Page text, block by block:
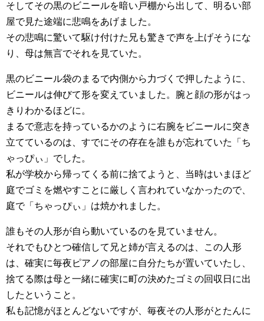
そしてその黒のビニールを暗い戸棚から出して、明るい部
屋で見た途端に悲鳴をあげました。
その悲鳴に驚いて駆け付けた兄も驚きで声を上げそうにな
り、母は無言でそれを見ていた。
黒のビニール袋のまるで内側から力づくで押したように、
ビニールは伸びて形を変えていました。腕と顔の形がはっ
きりわかるほどに。
まるで意志を持っているかのように右腕をビニールに突き
立てているのは、すでにその存在を誰もが忘れていた「ち
ゃっぴぃ」でした。
私が学校から帰ってくる前に捨てようと、当時はいまほど
庭でゴミを燃やすことに厳しく言われていなかったので、
庭で「ちゃっぴぃ」は焼かれました。
誰もその人形が自ら動いているのを見ていません。
それでもひとつ確信して兄と姉が言えるのは、この人形
は、確実に毎夜ピアノの部屋に自分たちが置いていたし、
捨てる際は母と一緒に確実に町の決めたゴミの回収日に出
したということ。
私も記憶がほとんどないですが、毎夜その人形がとたんに